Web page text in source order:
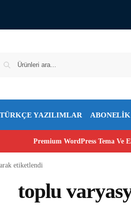
TÜRKÇE YAZILIMLAR ABONELİK
Premium WordPress Tema Ve
etiketlendi
toplu